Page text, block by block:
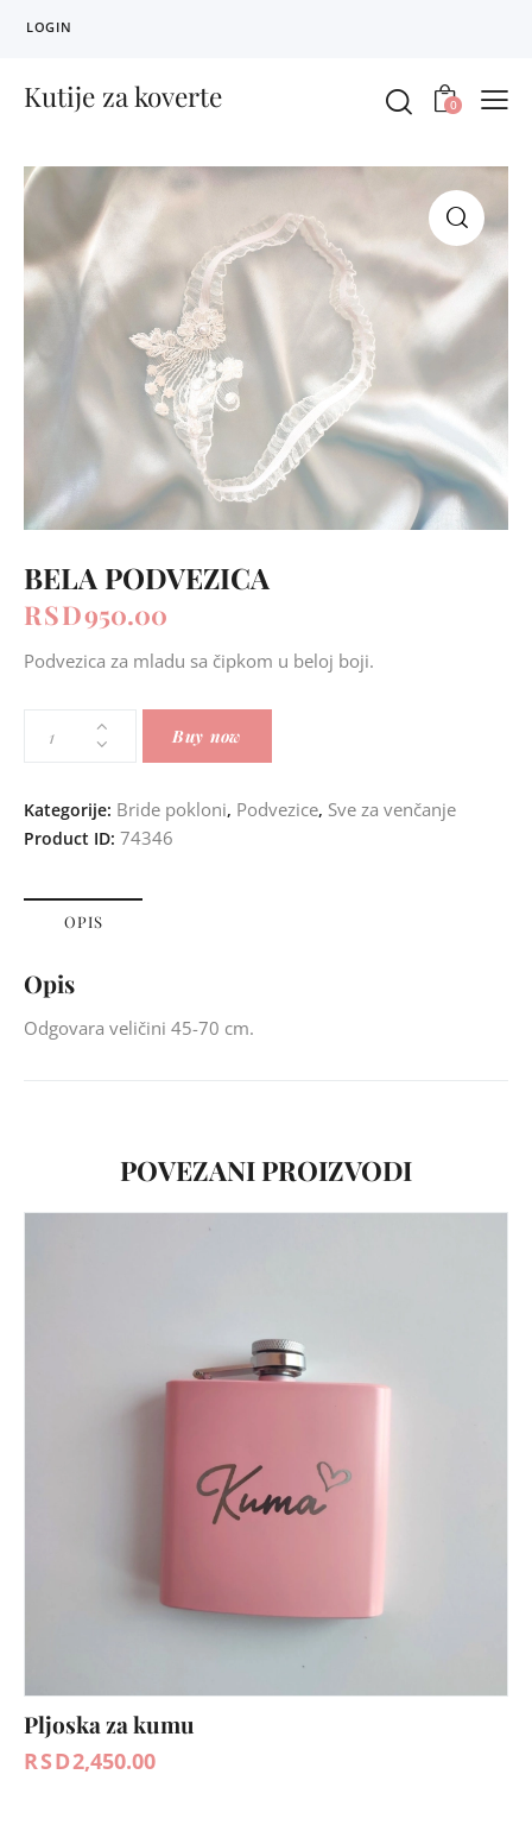
LOGIN
Kutije za koverte 0
BELA PODVEZICA
RSD950.00
Podvezica za mladu sa čipkom u beloj boji.
Buy now
Kategorije: Bride pokloni, Podvezice, Sve za venčanje
Product ID: 74346
OPIS
Opis
Odgovara veličini 45-70 cm.
POVEZANI PROIZVODI
Pljoska za kumu
RSD2,450.00